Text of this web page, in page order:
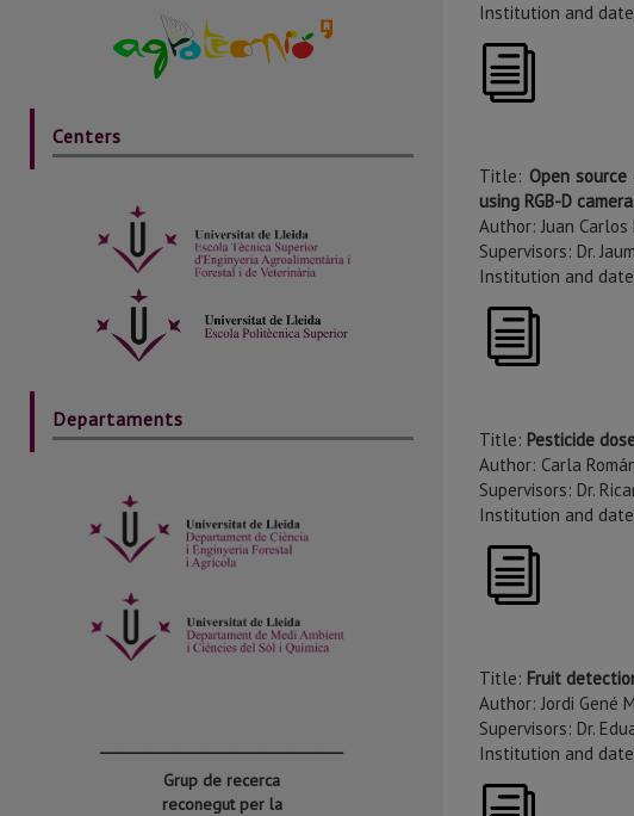
Centers
Departaments
Grup de recerca
reconegut per la
Institution and
Title: Open
using RGB-D
Author: Juan Carlos
Supervisors: Dr.
Institution and
Title: Pesticide
Author: Carla
Supervisors: Dr.
Institution and
Title: Fruit
Author: Jordi Gené
Supervisors: Dr.
Institution and